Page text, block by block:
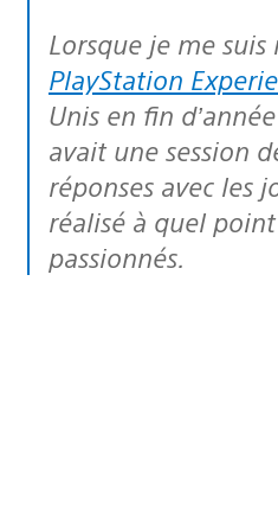
Lorsque je me
PlayStation
Unis en fin
avait une session
réponses avec les
réalisé à quel
passionnés.